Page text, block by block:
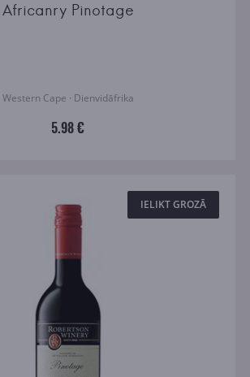
Africanry Pinotage
Western Cape · Dienvidāfrika
5.98 €
IELIKT GROZĀ